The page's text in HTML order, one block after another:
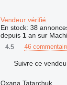
Vendeur vérifié
En stock: 38
depuis 1an sur
4.5 46
Suivre ce
Oxana Tatarchuk